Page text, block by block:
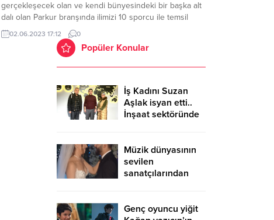
gerçekleşecek olan ve kendi bünyesindeki bir başka alt
dalı olan Parkur branşında ilimizi 10 sporcu ile temsil
edilecek. Konuyla ilgili bir yazılı açıklama yapan Elazığ İl
Temsilcisi Ahmet Polat, kız ve erkek olmak üzere 3 yaş
02.06.2023 17:12 0
Popüler Konular
İş Kadını Suzan
Aşlak isyan etti..
İnşaat sektöründe
Müzik dünyasının
sevilen
sanatçılarından
Nezaket Şimşek ile
Genç oyuncu yiğit